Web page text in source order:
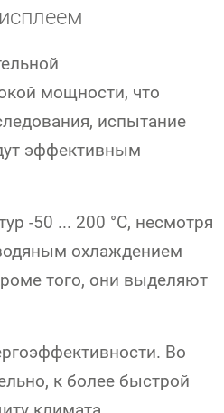
мощности, что
испытание
эффективным
-50 ... 200 °C, несмотря
охлаждением
того, они выделяют
Во
к более быстрой